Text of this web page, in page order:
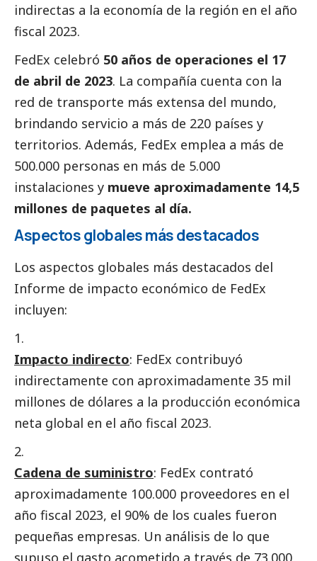
indirectas a la economía de la región en el año
fiscal 2023.
FedEx celebró 50 años de operaciones el 17
de abril de 2023. La compañía cuenta con la
red de transporte más extensa del mundo,
brindando servicio a más de 220 países y
territorios. Además, FedEx emplea a más de
500.000 personas en más de 5.000
instalaciones y mueve aproximadamente 14,5
millones de paquetes al día.
Aspectos globales másdestacados
Los aspectos globales más destacados del
Informe de impacto económico de FedEx
incluyen:
Impacto indirecto: FedEx contribuyó
indirectamente con aproximadamente 35 mil
millones de dólares a la producción económica
neta global en el año fiscal 2023.
Cadena de suministro: FedEx contrató
aproximadamente 100.000 proveedores en el
año fiscal 2023, el 90% de los cuales fueron
pequeñas empresas. Un análisis de lo que
supuso el gasto acometido a través de 73.000